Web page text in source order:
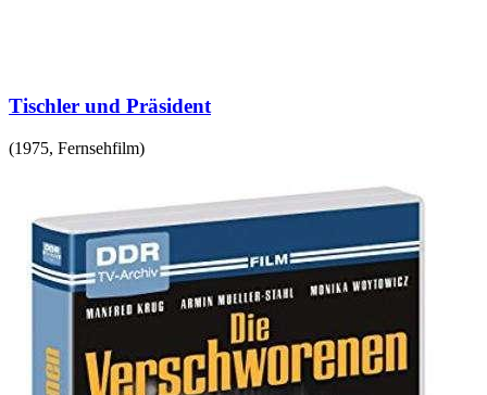
Tischler und Präsident
(1975, Fernsehfilm)